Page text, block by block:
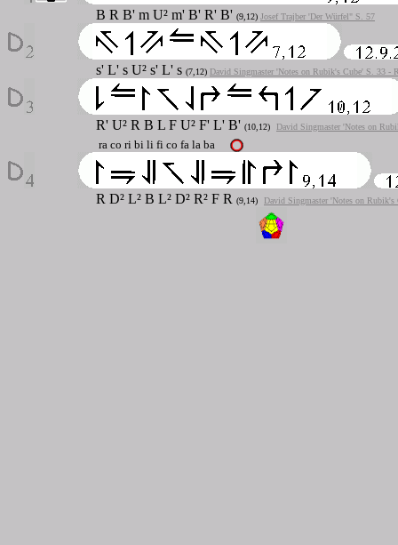
B R B' m U² m' B' R' B' (9,12) Josef Trajber 'Der Würfel" S. 57
s' L' s U² s' L' s (7,12) David Singmaster 'Notes on Rubik's Cube' S. 33 -
R' U² R B L F U² F' L' B' (10,12) David Singmaster 'Notes on
ra co ri bi li fi co fa la ba
R D² L² B L² D² R² F R (9,14) David Singmaster 'Notes on Rubik's